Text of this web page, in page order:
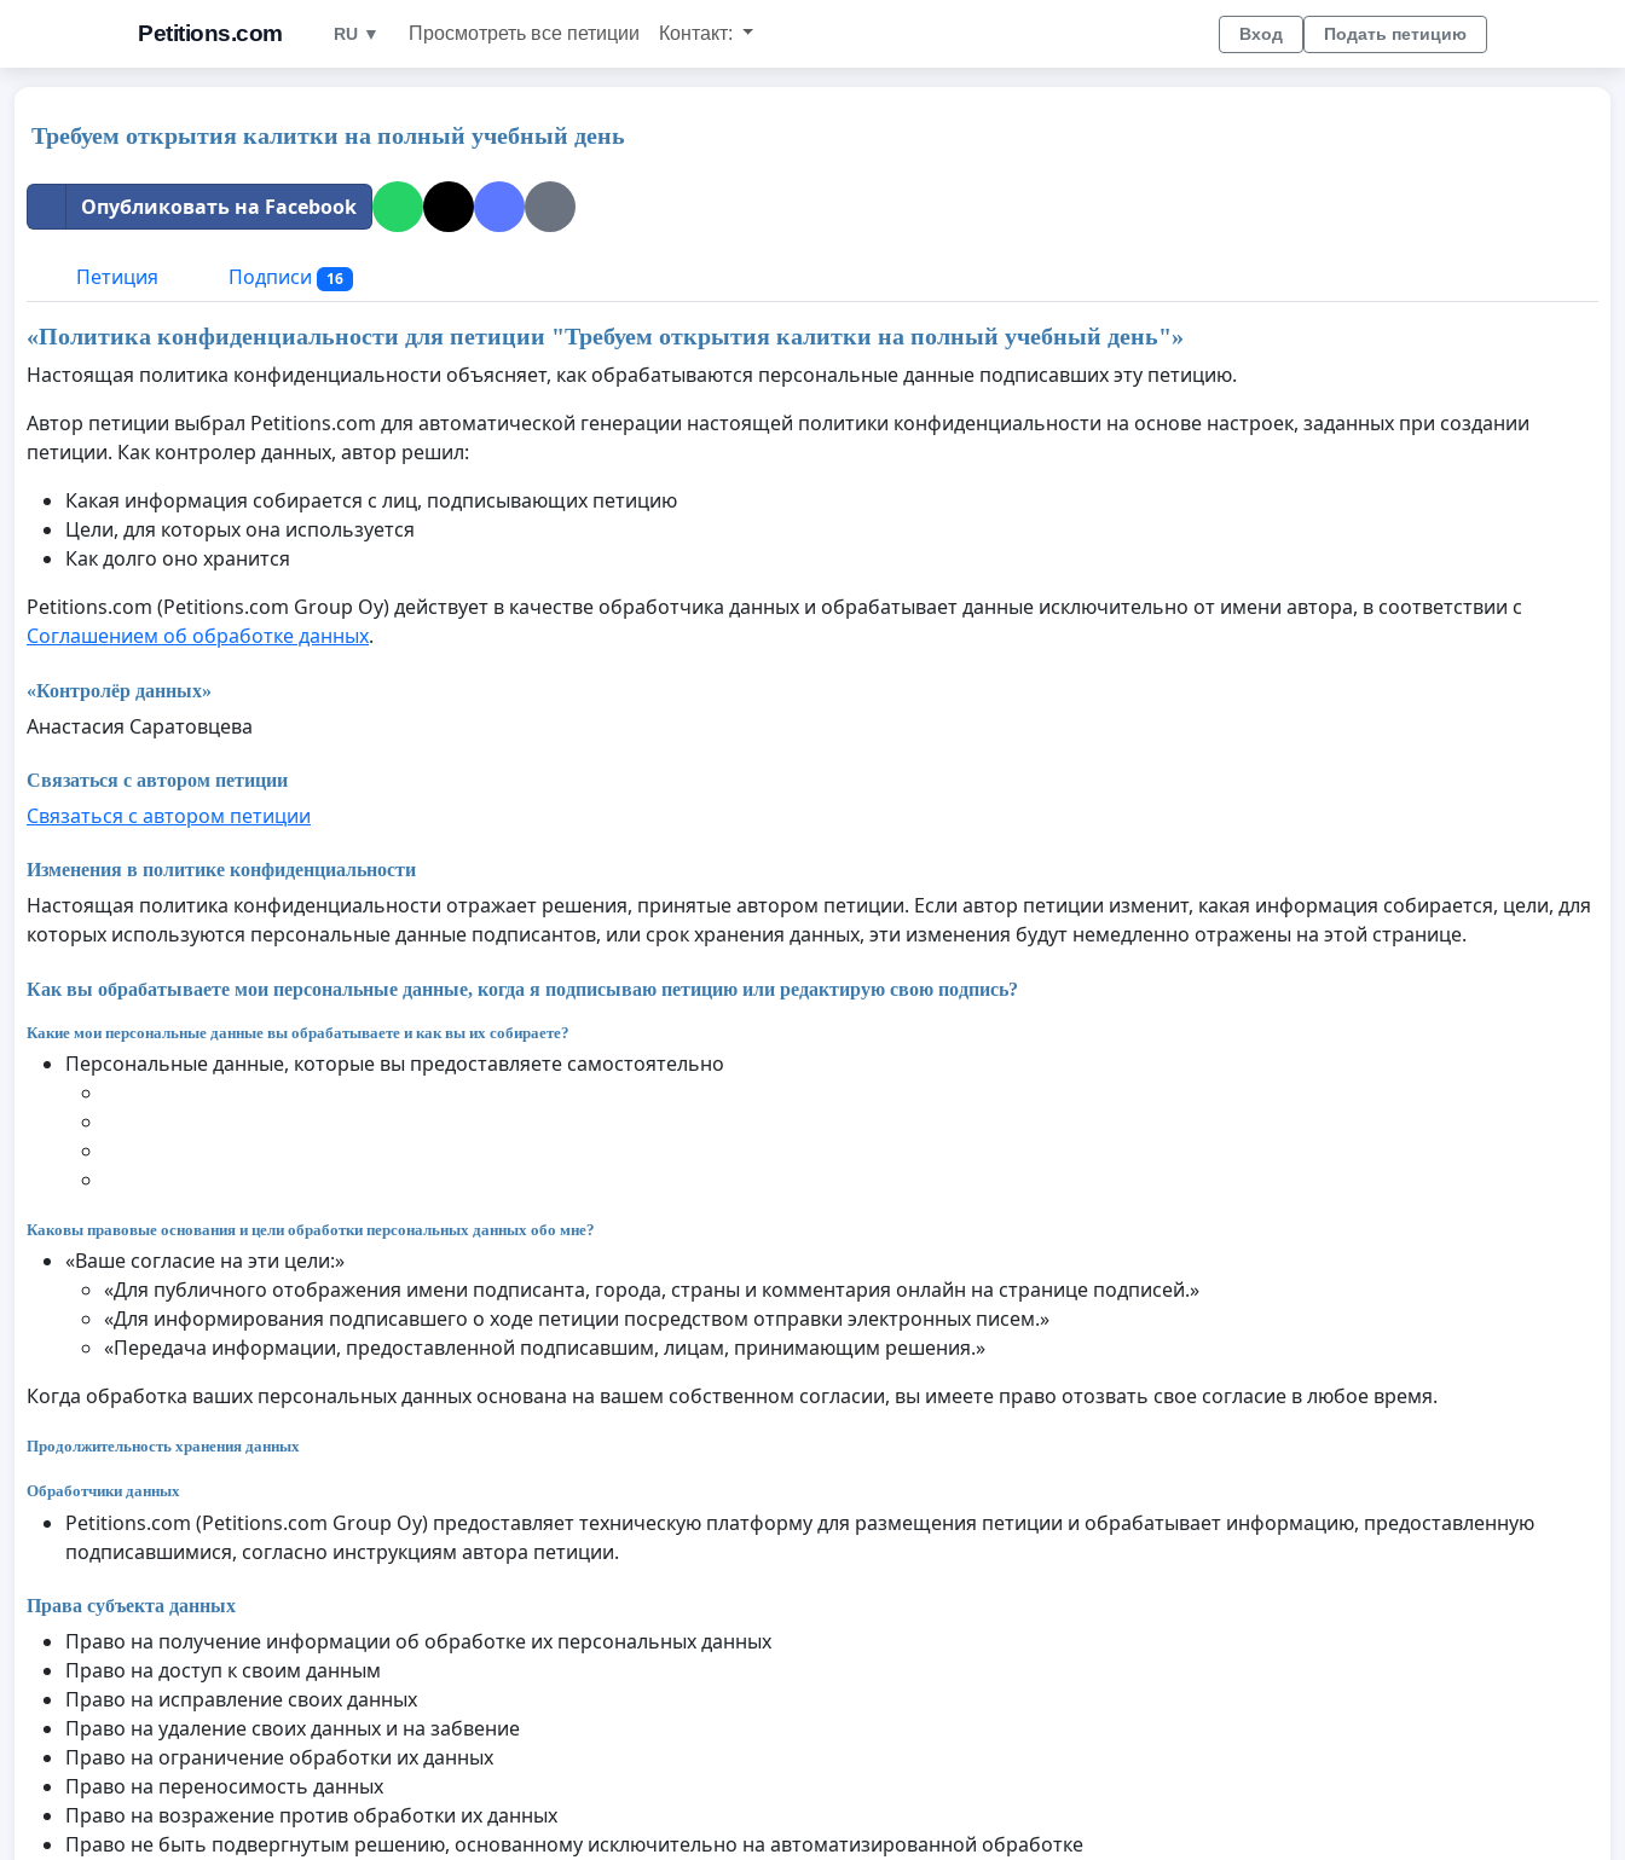
Petitions.com RU ▼ Просмотреть все петиции Контакт: Вход Подать петицию
Требуем открытия калитки на полный учебный день
Опубликовать на Facebook
Петиция Подписи 16
«Политика конфиденциальности для петиции "Требуем открытия калитки на полный учебный день"»
Настоящая политика конфиденциальности объясняет, как обрабатываются персональные данные подписавших эту петицию.
Автор петиции выбрал Petitions.com для автоматической генерации настоящей политики конфиденциальности на основе настроек, заданных при создании
петиции. Как контролер данных, автор решил:
Какая информация собирается с лиц, подписывающих петицию
Цели, для которых она используется
Как долго оно хранится
Petitions.com (Petitions.com Group Oy) действует в качестве обработчика данных и обрабатывает данные исключительно от имени автора, в соответствии с
Соглашением об обработке данных.
«Контролёр данных»
Анастасия Саратовцева
Связаться с автором петиции
Связаться с автором петиции
Изменения в политике конфиденциальности
Настоящая политика конфиденциальности отражает решения, принятые автором петиции. Если автор петиции изменит, какая информация собирается, цели, для
которых используются персональные данные подписантов, или срок хранения данных, эти изменения будут немедленно отражены на этой странице.
Как вы обрабатываете мои персональные данные, когда я подписываю петицию или редактирую свою подпись?
Какие мои персональные данные вы обрабатываете и как вы их собираете?
Персональные данные, которые вы предоставляете самостоятельно
Каковы правовые основания и цели обработки персональных данных обо мне?
«Ваше согласие на эти цели:»
«Для публичного отображения имени подписанта, города, страны и комментария онлайн на странице подписей.»
«Для информирования подписавшего о ходе петиции посредством отправки электронных писем.»
«Передача информации, предоставленной подписавшим, лицам, принимающим решения.»
Когда обработка ваших персональных данных основана на вашем собственном согласии, вы имеете право отозвать свое согласие в любое время.
Продолжительность хранения данных
Обработчики данных
Petitions.com (Petitions.com Group Oy) предоставляет техническую платформу для размещения петиции и обрабатывает информацию, предоставленную
подписавшимися, согласно инструкциям автора петиции.
Права субъекта данных
Право на получение информации об обработке их персональных данных
Право на доступ к своим данным
Право на исправление своих данных
Право на удаление своих данных и на забвение
Право на ограничение обработки их данных
Право на переносимость данных
Право на возражение против обработки их данных
Право не быть подвергнутым решению, основанному исключительно на автоматизированной обработке